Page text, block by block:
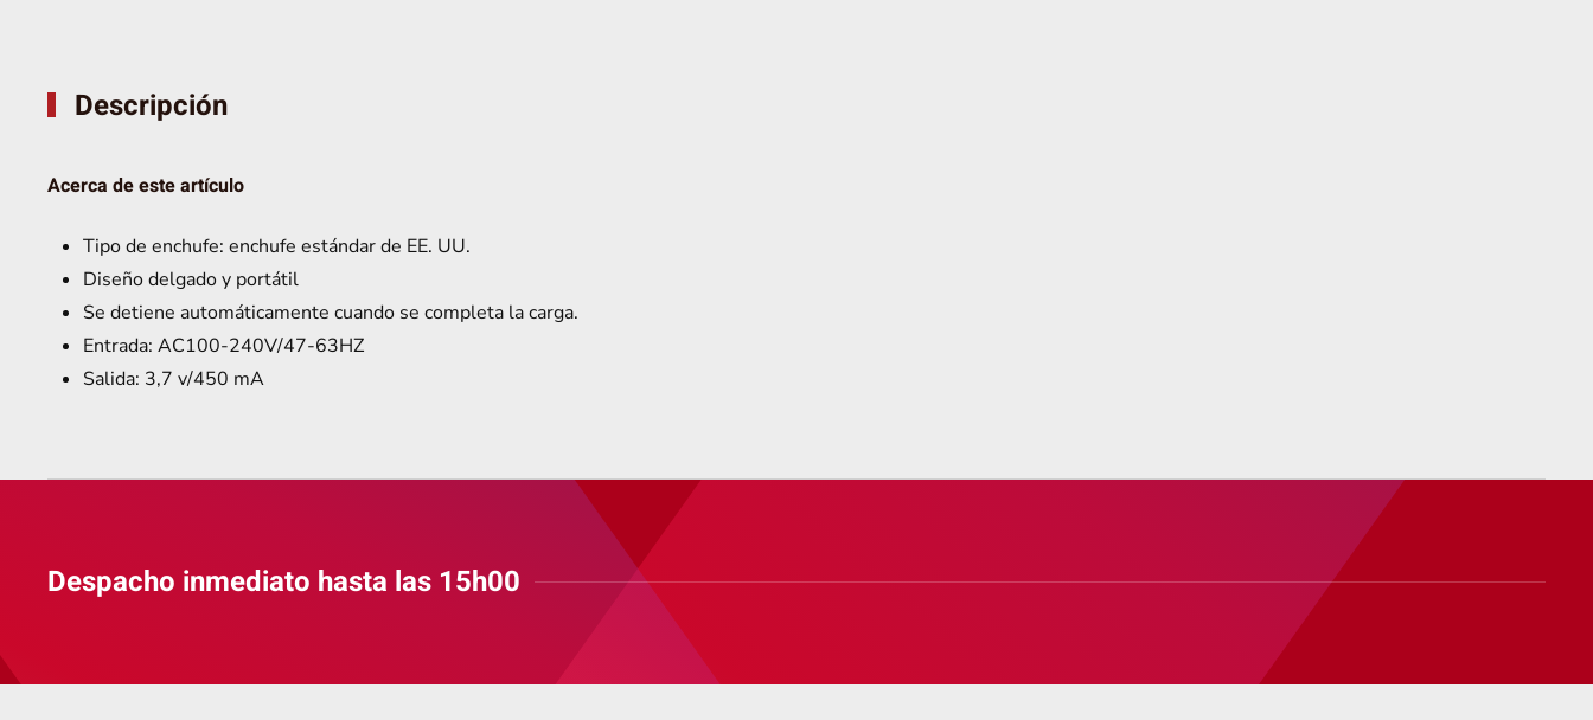
Descripción
Acerca de este artículo
Tipo de enchufe: enchufe estándar de EE. UU.
Diseño delgado y portátil
Se detiene automáticamente cuando se completa la carga.
Entrada: AC100-240V/47-63HZ
Salida: 3,7 v/450 mA
Despacho inmediato hasta las 15h00